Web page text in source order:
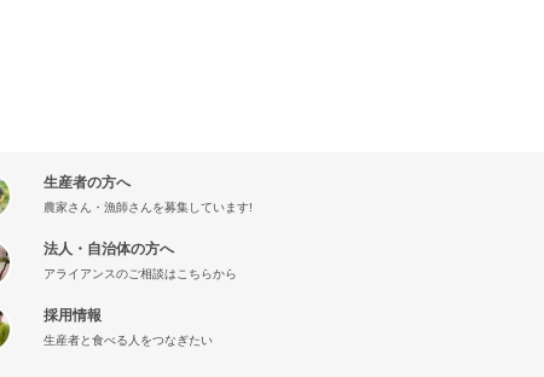
生産者の方へ
農家さん・漁師さんを募集しています!
法人・自治体の方へ
アライアンスのご相談はこちらから
採用情報
生産者と食べる人をつなぎたい